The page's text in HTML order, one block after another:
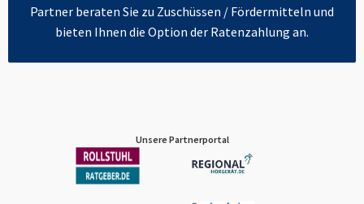
Partner beraten Sie zu Zuschüssen / Fördermitteln und
bieten Ihnen die Option der Ratenzahlung an.
Unsere Partnerportal